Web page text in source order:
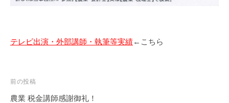
テレビ出演・外部講師・執筆等実績←こちら
投
稿
前の投稿
農業 税金講師感謝御礼！